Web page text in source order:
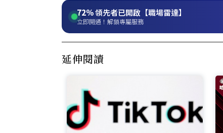
72%領先者已開啟【職場雷達】
立即開通！解鎖專屬服務
延伸閱讀